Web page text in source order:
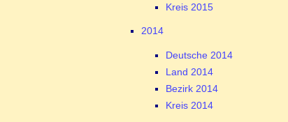
Kreis 2015
2014
Deutsche 2014
Land 2014
Bezirk 2014
Kreis 2014